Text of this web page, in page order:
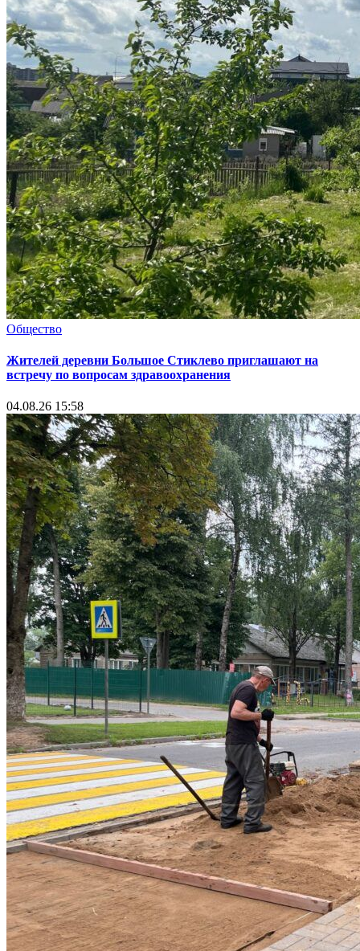
Общество
Жителей деревни Большое Стиклево приглашают на
встречу по вопросам здравоохранения
04.08.26 15:58